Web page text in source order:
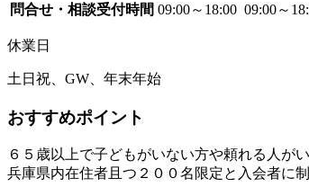
問合せ・相談受付時間 09:00～18:00 09:00～
休業日
土日祝、GW、年末年始
おすすめポイント
６５歳以上で子どもがいない方や頼れる人が
兵庫県内在住者且つ２００名限定と入会者に